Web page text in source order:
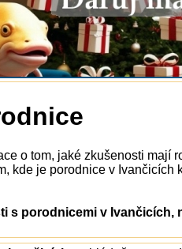
o tom, jaké zkušenosti mají
kde je porodnice v Ivančicích
s porodnicemi v Ivančicích,